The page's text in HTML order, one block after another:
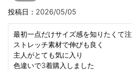
投稿日 2026/05/05
最初一点だけサイズ感を知りたくて
ストレッチ素材で伸びも良く
主人がとても気に入り
色違いで3着購入しました